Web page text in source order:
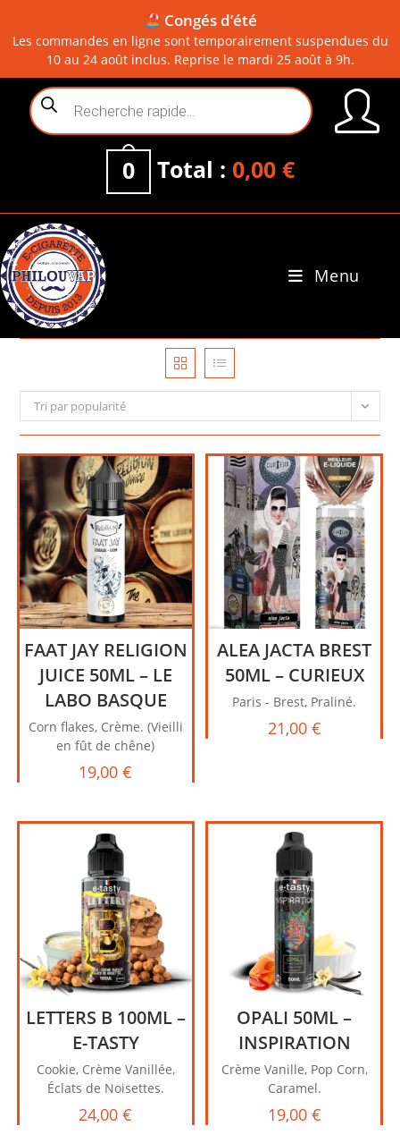
Congés d’été
Les commandes en ligne sont temporairement suspendues du
10 au 24 août inclus. Reprise le mardi 25 août à 9h.
content
Recherche
de
0 Total : 0,00 €
Menu
Tri par popularité
FAAT JAY RELIGION
JUICE 50ML – LE
LABO BASQUE
Corn flakes, Crème. (Vieilli
en fût de chêne)
19,00€
ALEA JACTA BREST
50ML – CURIEUX
Paris - Brest, Praliné.
21,00 €
LETTERS B 100ML –
E-TASTY
Cookie, Crème Vanillée,
Éclats de Noisettes.
24,00€
OPALI 50ML –
INSPIRATION
Crème Vanille, Pop Corn,
Caramel.
19,00 €